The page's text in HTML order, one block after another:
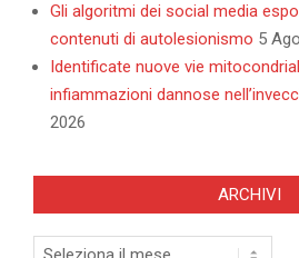
Gli algoritmi dei social media
contenuti di autolesionismo 5
Identificate nuove vie
infiammazioni dannose
2026
ARCHIVI
Archivi